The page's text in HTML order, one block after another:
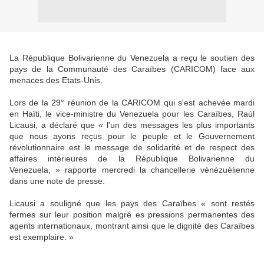
La République Bolivarienne du Venezuela a reçu le soutien des
pays de la Communauté des Caraïbes (CARICOM) face aux
menaces des Etats-Unis.
Lors de la 29° réunion de la CARICOM qui s'est achevée mardi
en Haïti, le vice-ministre du Venezuela pour les Caraïbes, Raúl
Licausi, a déclaré que « l'un des messages les plus importants
que nous ayons reçus pour le peuple et le Gouvernement
révolutionnaire est le message de solidarité et de respect des
affaires intérieures de la République Bolivarienne du
Venezuela, » rapporte mercredi la chancellerie vénézuélienne
dans une note de presse.
Licausi a souligné que les pays des Caraïbes « sont restés
fermes sur leur position malgré es pressions permanentes des
agents internationaux, montrant ainsi que le dignité des Caraïbes
est exemplaire. »